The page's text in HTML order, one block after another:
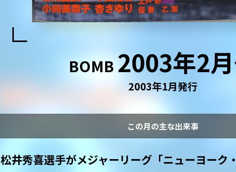
BOMB2003年2
2003年1月発行
この月の主な出来事
松井秀喜選手がメジャーリーグ「ニューヨーク